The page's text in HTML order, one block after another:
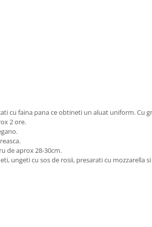
cu faina pana ce obtineti un aluat uniform.
2 ore.
de aprox 28-30cm.
ungeti cu sos de rosii, presarati cu mozzarella